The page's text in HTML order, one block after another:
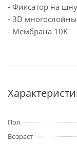
- Фиксатор на
- 3D
- Мембрана 10K
Пол
Возраст